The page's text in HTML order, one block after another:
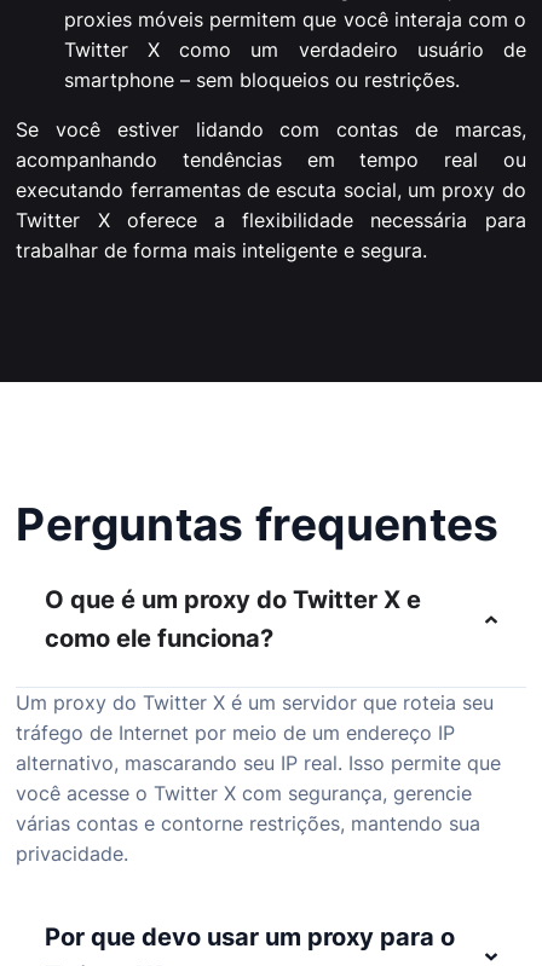
proxies móveis permitem que você interaja com o
Twitter X como um verdadeiro usuário de
smartphone – sem bloqueios ou restrições.
Se você estiver lidando com contas de marcas,
acompanhando tendências em tempo real ou
executando ferramentas de escuta social, um proxy do
Twitter X oferece a flexibilidade necessária para
trabalhar de forma mais inteligente e segura.
Perguntas frequentes
O que é um proxy do Twitter X e
como ele funciona?
Um proxy do Twitter X é um servidor que roteia seu
tráfego de Internet por meio de um endereço IP
alternativo, mascarando seu IP real. Isso permite que
você acesse o Twitter X com segurança, gerencie
várias contas e contorne restrições, mantendo sua
privacidade.
Por que devo usar um proxy para o